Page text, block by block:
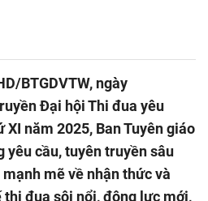
BTGDVTW, ngày
Đại hội Thi đua yêu
năm 2025, Ban Tuyên giáo
yêu cầu, tuyên truyền sâu
mẽ về nhận thức và
đua sôi nổi, động lực mới,